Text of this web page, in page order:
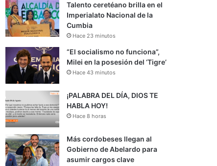
Talento ceretéano brilla en el
Imperialato Nacional de la
Cumbia
Hace 23 minutos
“El socialismo no funciona”,
Milei en la posesión del ‘Tigre’
Hace 43 minutos
¡PALABRA DEL DÍA, DIOS TE
HABLA HOY!
Hace 8 horas
Más cordobeses llegan al
Gobierno de Abelardo para
asumir cargos clave